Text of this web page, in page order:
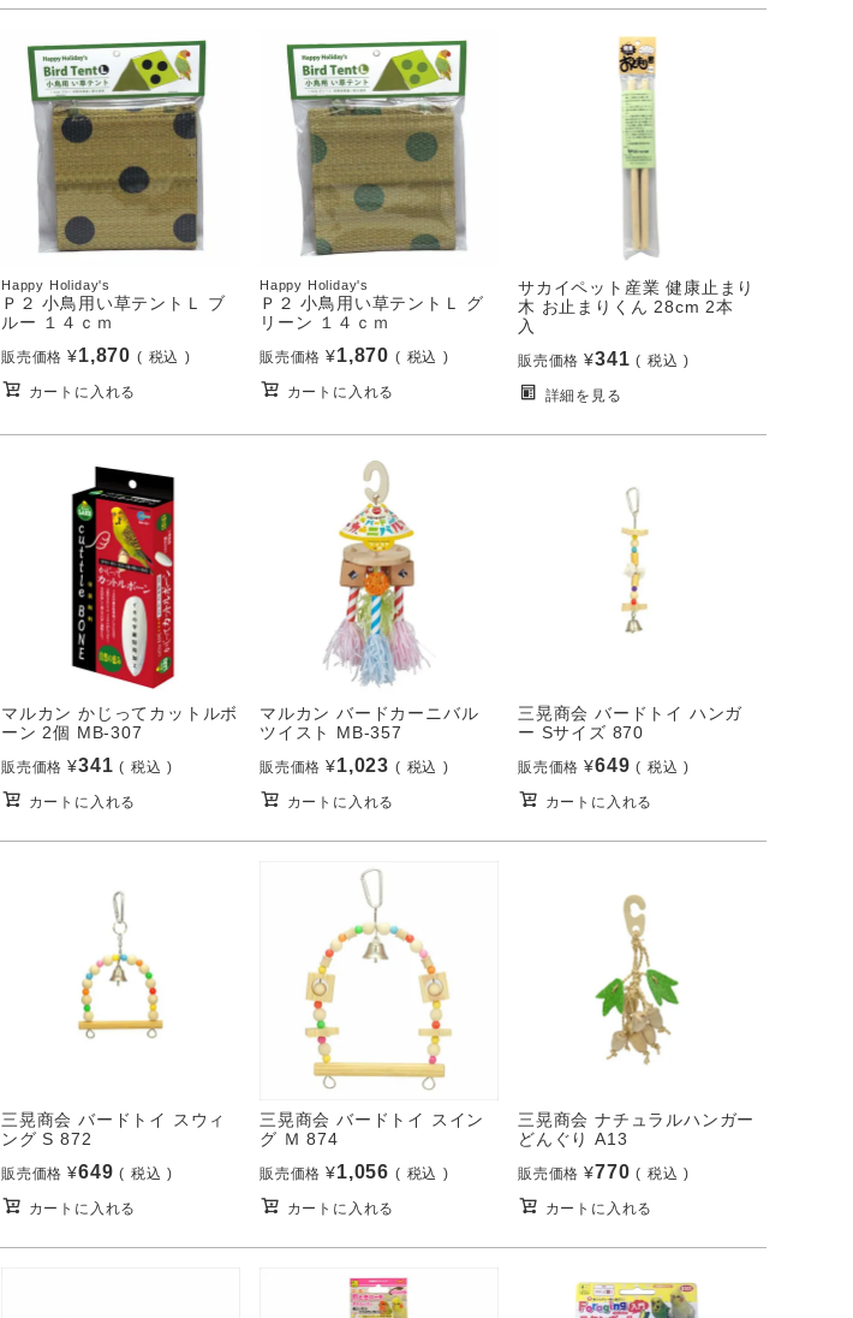
Happy Holiday's
Ｐ２ 小鳥用い草テントＬ ブ
ルー １４ｃｍ
販売価格 ¥1,870 税込
カートに入れる
Happy Holiday's
Ｐ２ 小鳥用い草テントＬ グ
リーン １４ｃｍ
販売価格 ¥1,870 税込
カートに入れる
サカイペット産業 健康止まり
木 お止まりくん 28cm 2本
入
販売価格 ¥341 税込
詳細を見る
マルカン かじってカットルボ
ーン 2個 MB-307
販売価格 ¥341 税込
カートに入れる
マルカン バードカーニバル
ツイスト MB-357
販売価格 ¥1,023 税込
カートに入れる
三晃商会 バードトイ ハンガ
ー Sサイズ 870
販売価格 ¥649 税込
カートに入れる
三晃商会 バードトイ スウィ
ング S 872
販売価格 ¥649 税込
カートに入れる
三晃商会 バードトイ スイン
グ Ｍ 874
販売価格 ¥1,056 税込
カートに入れる
三晃商会 ナチュラルハンガー
どんぐり A13
販売価格 ¥770 税込
カートに入れる